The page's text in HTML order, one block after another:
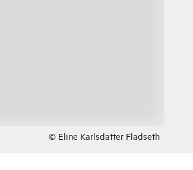
© Eline Karlsdatter Fladseth